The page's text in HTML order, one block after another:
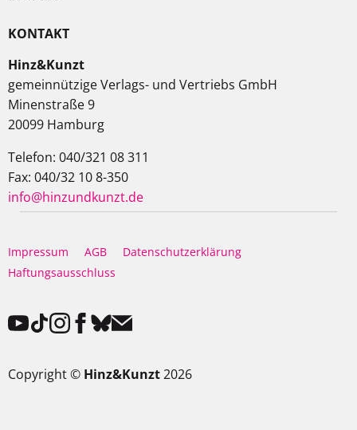
KONTAKT
Hinz&Kunzt
gemeinnützige Verlags- und Vertriebs GmbH
Minenstraße 9
20099 Hamburg
Telefon: 040/321 08 311
Fax: 040/32 10 8-350
info@hinzundkunzt.de
Impressum AGB
Datenschutzerklärung
Haftungsausschluss
Copyright © Hinz&Kunzt2026